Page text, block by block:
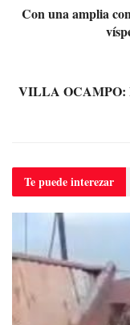
Con una amplia
VILLA OCAMPO:
Te puedeinterezar